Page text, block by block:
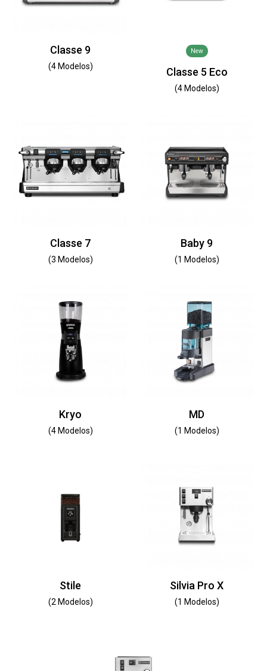
Classe 9
(4 Modelos)
New
Classe 5 Eco
(4 Modelos)
Classe 7
(3 Modelos)
Baby 9
(1 Modelos)
Kryo
(4 Modelos)
MD
(1 Modelos)
Stile
(2 Modelos)
Silvia Pro X
(1 Modelos)